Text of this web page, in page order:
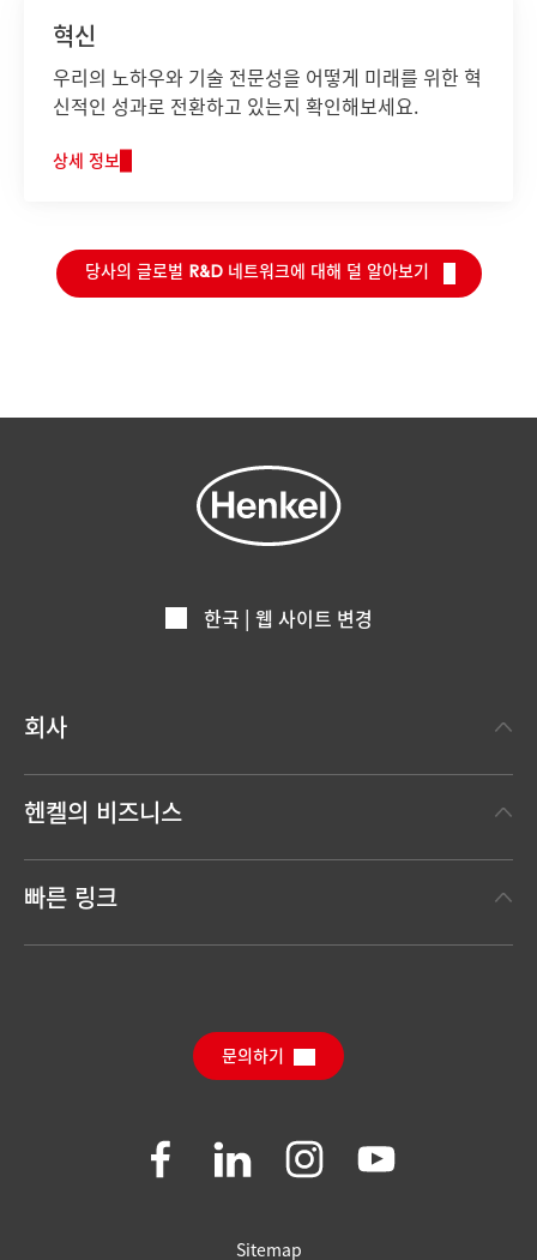
혁신
우리의 노하우와 기술 전문성을 어떻게 미래를 위한 혁
신적인 성과로 전환하고 있는지 확인해보세요.
상세 정보
당사의 글로벌 R&D 네트워크에 대해 덜 알아보기
한국 | 웹 사이트 변경
회사
한눈에 보는 헨켈
보도 자료
Sustainable Impact Report(영문)
헨켈의 비즈니스
(Henkel Adhesive Technologies)
헨켈 컨슈머 브랜드
SDS, TDS, RoHS, 제품 정보
빠른 링크
문의하기
Join
Join
on
Join
on
Join
us
on
Sitemap